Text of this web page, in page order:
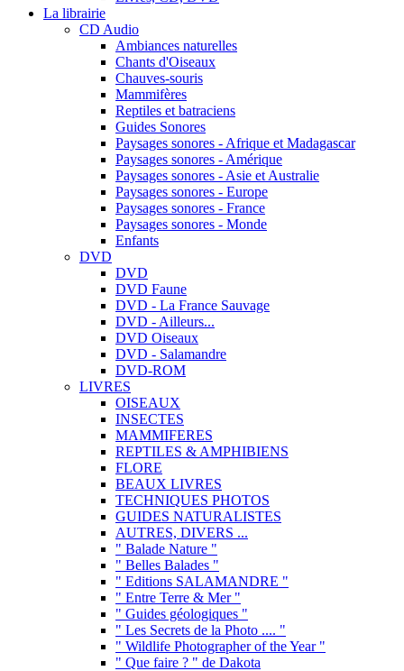
La librairie
CD Audio
Ambiances naturelles
Chants d'Oiseaux
Chauves-souris
Mammifères
Reptiles et batraciens
Guides Sonores
Paysages sonores - Afrique et Madagascar
Paysages sonores - Amérique
Paysages sonores - Asie et Australie
Paysages sonores - Europe
Paysages sonores - France
Paysages sonores - Monde
Enfants
DVD
DVD
DVD Faune
DVD - La France Sauvage
DVD - Ailleurs...
DVD Oiseaux
DVD - Salamandre
DVD-ROM
LIVRES
OISEAUX
INSECTES
MAMMIFERES
REPTILES & AMPHIBIENS
FLORE
BEAUX LIVRES
TECHNIQUES PHOTOS
GUIDES NATURALISTES
AUTRES, DIVERS ...
" Balade Nature "
" Belles Balades "
" Editions SALAMANDRE "
" Entre Terre & Mer "
" Guides géologiques "
" Les Secrets de la Photo .... "
" Wildlife Photographer of the Year "
" Que faire ? " de Dakota